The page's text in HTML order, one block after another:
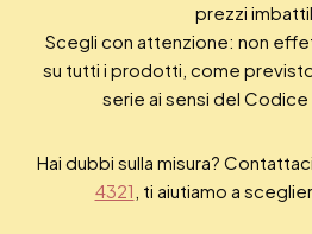
prezzi
Scegli con attenzione: non
su tutti i prodotti, come
serie ai sensi del Codice
Hai dubbi sulla misura?
4321 , ti aiutiamo a